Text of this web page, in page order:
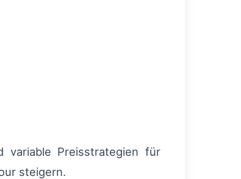
variable Preisstrategien für
steigern.